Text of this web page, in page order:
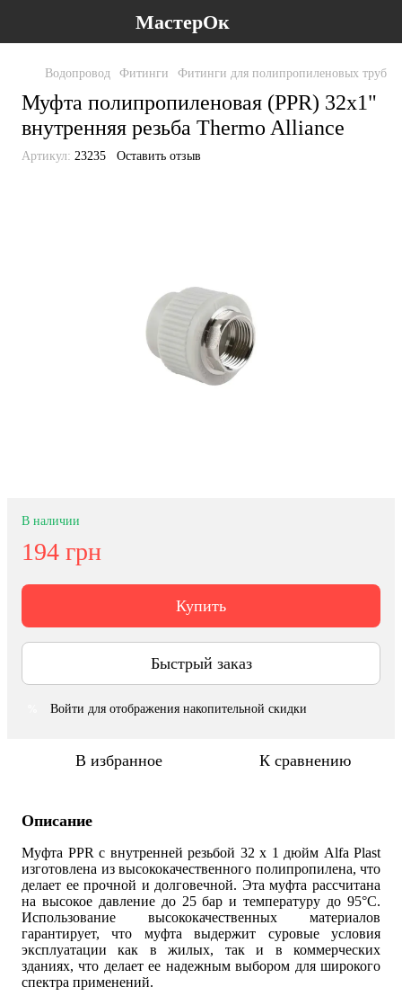
МастерОк
Водопровод Фитинги Фитинги для полипропиленовых труб
Муфта полипропиленовая (PPR) 32х1"
внутренняя резьба Thermo Alliance
Артикул: 23235 Оставить отзыв
В наличии
194 грн
Купить
Быстрый заказ
Войти для отображения накопительной скидки
В избранное К сравнению
Описание
Муфта PPR с внутренней резьбой 32 x 1 дюйм Alfa Plast
изготовлена из высококачественного полипропилена, что
делает ее прочной и долговечной. Эта муфта рассчитана
на высокое давление до 25 бар и температуру до 95°C.
Использование высококачественных материалов
гарантирует, что муфта выдержит суровые условия
эксплуатации как в жилых, так и в коммерческих
зданиях, что делает ее надежным выбором для широкого
спектра применений.